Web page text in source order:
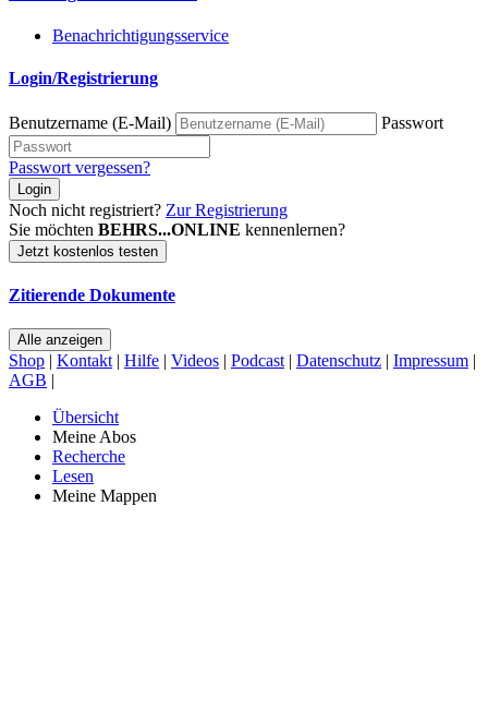
Benachrichtigungsservice
Login/Registrierung
Benutzername (E-Mail) Passwort
Passwort vergessen?
Login
Noch nicht registriert? Zur Registrierung
Sie möchten BEHRS...ONLINE kennenlernen?
Jetzt kostenlos testen
Zitierende Dokumente
Alle anzeigen
Shop | Kontakt | Hilfe | Videos | Podcast | Datenschutz | Impressum |
AGB |
Übersicht
Meine Abos
Recherche
Lesen
Meine Mappen